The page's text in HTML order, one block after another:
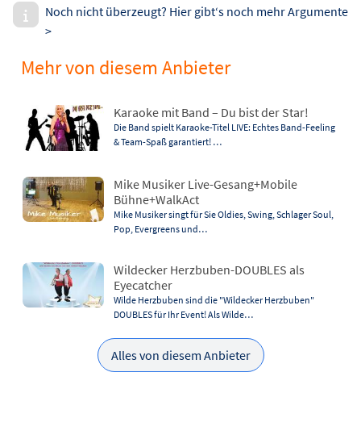
Noch nicht überzeugt? Hier gibt‘s noch mehr Argumente
>
Mehr von diesem Anbieter
Karaoke mit Band – Du bist der Star!
Die Band spielt Karaoke-Titel LIVE: Echtes Band-Feeling
& Team-Spaß garantiert! …
Mike Musiker Live-Gesang+Mobile
Bühne+WalkAct
Mike Musiker singt für Sie Oldies, Swing, Schlager Soul,
Pop, Evergreens und…
Wildecker Herzbuben-DOUBLES als
Eyecatcher
Wilde Herzbuben sind die "Wildecker Herzbuben"
DOUBLES für Ihr Event! Als Wilde…
Alles von diesem Anbieter